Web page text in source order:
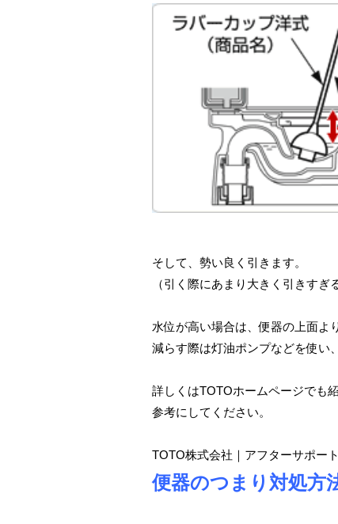
そして、勢い良く引きます。
（引く際にあまり大きく引きすぎ
水位が高い場合は、便器の上面よ
減らす際は灯油ポンプなどを使い
詳しくはTOTOホームページでも
参考にしてください。
TOTO株式会社｜アフターサポート
便器のつまり対処方